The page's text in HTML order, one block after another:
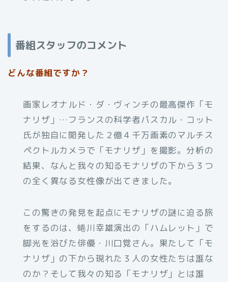
番組スタッフのコメント
どんな番組ですか？
画家レオナルド・ダ・ヴィンチの最高傑作「モ
ナリザ」…フランスの科学者パスカル・コット
氏が独自に開発した２億４千万画素のマルチス
ペクトルカメラで「モナリザ」を撮影。分析の
結果、なんと我々の知るモナリザの下から３つ
の全く異なる女性像が出てきました。
この驚きの発見を起点にモナリザの謎に迫る旅
をするのは、蜷川幸雄演出の「ハムレット」で
脚光を浴びた俳優・川口覚さん。果たして「モ
ナリザ」の下から現れた３人の女性たちは誰な
のか？そして我々の知る「モナリザ」とは誰